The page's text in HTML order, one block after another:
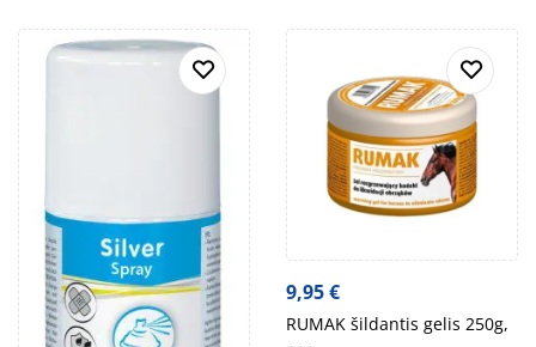
9,95€
RUMAK šildantis gelis 250g,